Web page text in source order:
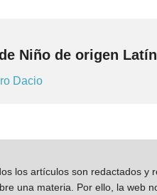
Niño de origen Latín
Dacio
los artículos son redactados y
una materia. Por ello, la web